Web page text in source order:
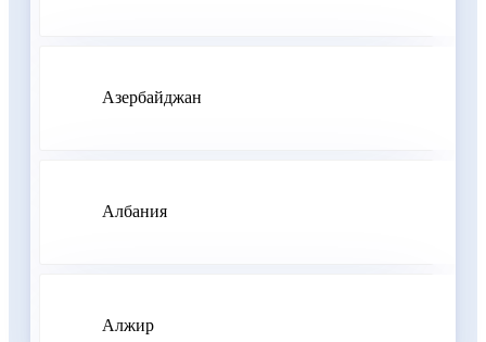
Азербайджан
Албания
Алжир